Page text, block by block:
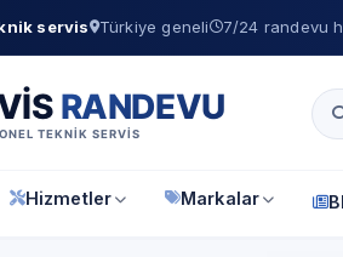
servis Türkiye geneli 7/24 randevu
Hizmetler Markalar